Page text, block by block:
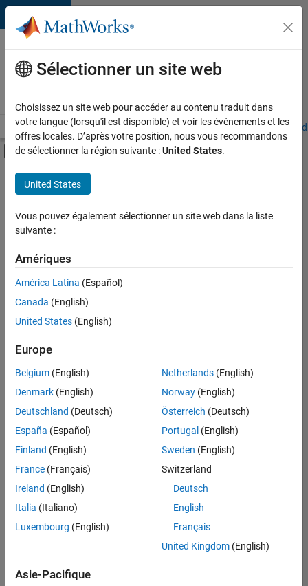
Passer au contenu
Votre
carrière
chez
Accueil Explorer nos opportunités Adresses de nos bureaux
Activer/désactiver l'affichage du menu
Contenu principal
FILTRER PAR
Programme destiné aux nouvelles carrières (EDG)
Applications et outils commerciaux
Infrastructure et architecture
Enregistrer
sélectionnées
Les
descriptions
poste
n’ont
pas
été
traduites.
Effectuez
lieu
Sélectionner un site web
Choisissez un site web pour accéder au contenu traduit dans
votre langue (lorsqu'il est disponible) et voir les événements et les
offres locales. D’après votre position, nous vous recommandons
de sélectionner la région suivante :United States.
United States
Vous pouvez également sélectionner un site web dans la liste
suivante :
Amériques
América Latina (Español)
Canada (English)
United States (English)
Europe
Belgium (English)
Denmark (English)
Deutschland (Deutsch)
España (Español)
Finland (English)
France (Français)
Ireland (English)
Italia (Italiano)
Luxembourg (English)
Netherlands(English)
Norway(English)
Österreich (Deutsch)
Portugal (English)
Sweden (English)
Switzerland
Deutsch
English
Français
United Kingdom(English)
Asie-Pacifique